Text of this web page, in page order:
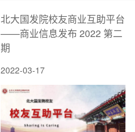
北大国发院校友商业互助平台
——商业信息发布 2022 第二
期
2022-03-17